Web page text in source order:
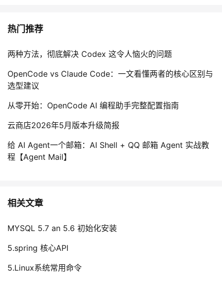
热门推荐
两种方法，彻底解决 Codex 这令人恼火的问题
OpenCode vs Claude Code：一文看懂两者的核心区别与
选型建议
从零开始：OpenCode AI 编程助手完整配置指南
云商店2026年5月版本升级简报
给 AI Agent一个邮箱：AI Shell + QQ 邮箱 Agent 实战教
程【Agent Mail】
相关文章
MYSQL 5.7 an 5.6 初始化安装
5.spring 核心API
5.Linux系统常用命令